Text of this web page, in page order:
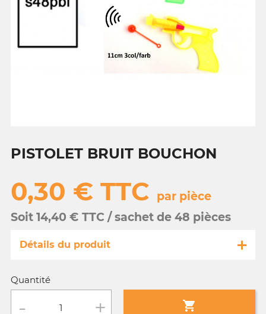
PISTOLET BRUIT BOUCHON
0,30 € TTC par pièce
Soit 14,40 € TTC / sachet de 48 pièces
Détails du produit
Référence
Quantité
